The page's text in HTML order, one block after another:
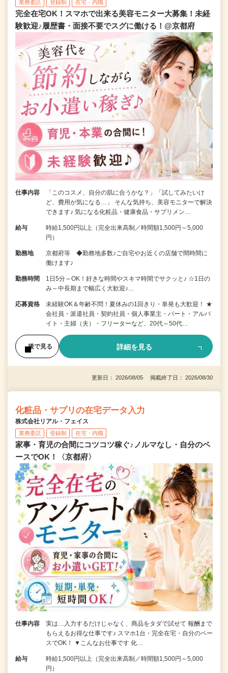
業務委託 登録制 在宅・内職
完全在宅OK！スマホで出来る美容モニター大募集！未経
験歓迎♪履歴書・面接不要でスグに働ける！@京都府
仕事内容
「このコスメ、自分の肌に合うかな？」「試してみたいけ
ど、費用が気になる…」 そんな気持ち、美容モニターで解決
できます♪ 気になる化粧品・健康食品・サプリメン…
給与
時給1,500円以上（完全出来高制／時間額1,500円～5,000
円）
勤務地
京都府等 ◆勤務地多数♪ご自宅やお近くの店舗で間時間に
働けます♪
勤務時間
1日5分～OK！好きな時間やスキマ時間でサクッと♪ ☆1日の
み～中長期まで幅広く大歓迎♪…
応募資格
未経験OK＆年齢不問！夏休みの1回きり・単発も大歓迎！ ★
会社員・派遣社員・契約社員・個人事業主・パート・アルバ
イト・主婦（夫）・フリーターなど、20代～50代…
後で見る 詳細を見る
更新日： 2026/08/05 掲載終了日： 2026/08/30
化粧品・サプリの在宅データ入力
株式会社リアル・フェイス
業務委託 登録制 在宅・内職
家事・育児の合間にコツコツ稼ぐ♪ノルマなし・自分のペ
ースでOK！〈京都府〉
仕事内容
実は…入力するだけじゃなく、商品をタダで試せて 報酬まで
もらえるお得な仕事です♪ スマホ1台・完全在宅・自分のペー
スでOK！ ▼こんなお仕事です 化…
給与
時給1,500円以上（完全出来高制／時間額1,500円～5,000
円）